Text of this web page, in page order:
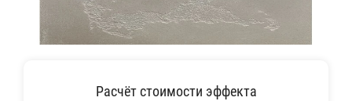
Расчёт стоимости эффекта